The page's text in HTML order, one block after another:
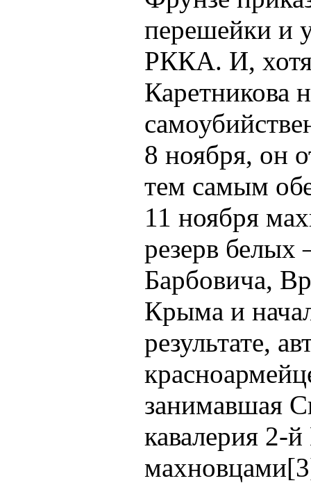
перешейки и
РККА. И,
Каретникова
8 ноября, он
тем самым
11 ноября
резерв белых
Барбовича,
Крыма и
результате,
занимавшая
кавалерия 2-